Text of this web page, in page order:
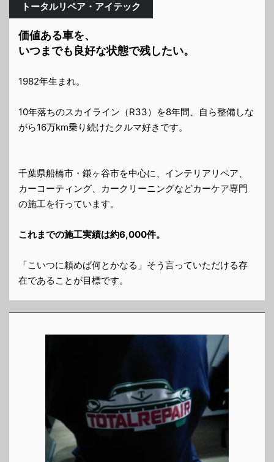
トータルリペア・アイテック
価値ある車を、
いつまでも良好な状態で残したい。
1982年生まれ。
10年落ちのスカイライン（R33）を8年間、自ら整備しな
がら16万km乗り続けたクルマ好きです。
千葉県船橋市・鎌ヶ谷市を中心に、インテリアリペア、
カーコーティング、カークリーニングなどカーケア専門
の施工を行っています。
これまでの施工実績は約6,000件。
「こいつに頼めば何とかなる」そう言っていただける存
在であることが目標です。